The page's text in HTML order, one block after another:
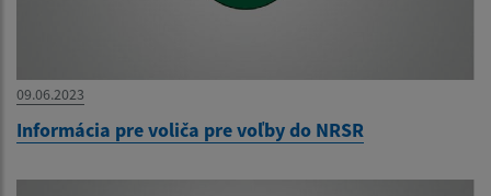
09.06.2023
Informácia pre voliča pre voľby do NRSR